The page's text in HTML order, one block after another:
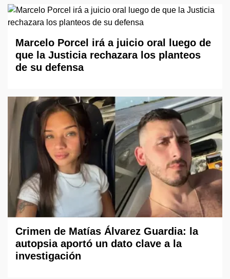
Marcelo Porcel irá a juicio oral luego de
que la Justicia rechazara los planteos
de su defensa
Crimen de Matías Álvarez Guardia: la
autopsia aportó un dato clave a la
investigación